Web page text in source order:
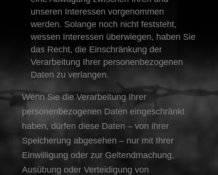
unseren Interessen vorgenommen
werden. Solange noch nicht feststeht,
wessen Interessen überwiegen, haben Sie
das Recht, die Einschränkung der
Verarbeitung Ihrer personenbezogenen
Daten zu verlangen.
Wenn Sie die Verarbeitung Ihrer
personenbezogenen Daten eingeschränkt
haben, dürfen diese Daten – von ihrer
Speicherung abgesehen – nur mit Ihrer
Einwilligung oder zur Geltendmachung,
Ausübung oder Verteidigung von